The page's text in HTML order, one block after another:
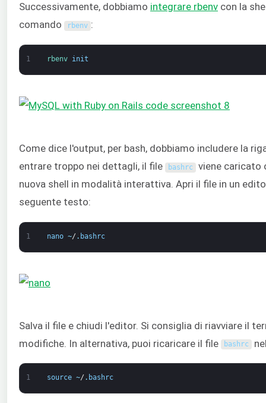
Successivamente, dobbiamo integrare rbenv con la
comando
rbenv :
1 rbenv init
Come dice l'output, per bash, dobbiamo includere la
entrare troppo nei dettagli, il file
bashrc viene caricato
nuova shell in modalità interattiva. Apri il file in un
seguente testo:
1 nano ~/ . bashrc
Salva il file e chiudi l'editor. Si consiglia di riavviare il
modifiche. In alternativa, puoi ricaricare il file
bashrc
1 source ~/ . bashrc